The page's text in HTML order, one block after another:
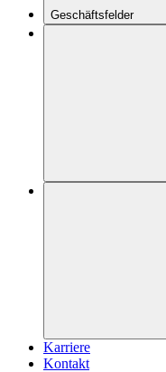
Geschäftsfelder
Karriere
Kontakt